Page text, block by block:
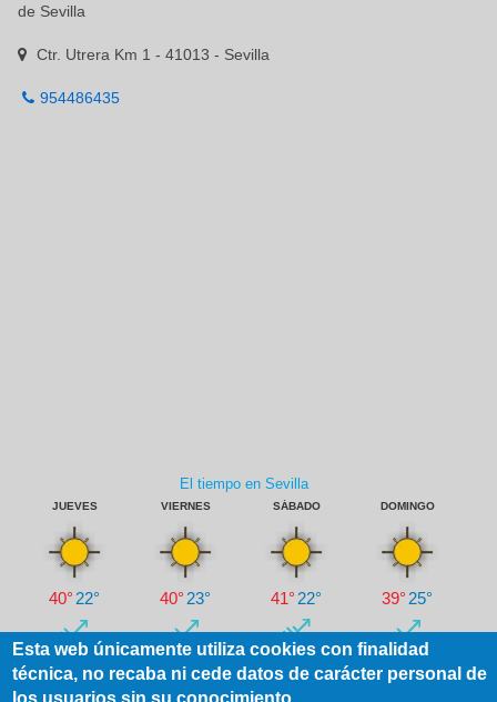
de Sevilla
Ctr. Utrera Km 1 - 41013 - Sevilla
954486435
Esta web únicamente utiliza cookies con finalidad
técnica, no recaba ni cede datos de carácter personal de
los usuarios sin su conocimiento.